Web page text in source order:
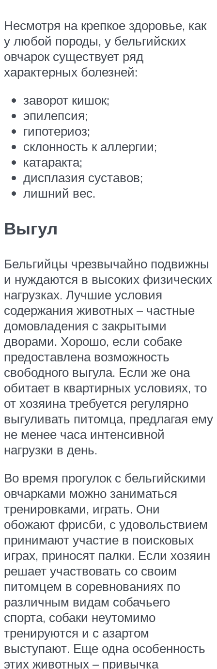
Несмотря на крепкое здоровье, как
у любой породы, у бельгийских
овчарок существует ряд
характерных болезней:
заворот кишок;
эпилепсия;
гипотериоз;
склонность к аллергии;
катаракта;
дисплазия суставов;
лишний вес.
Выгул
Бельгийцы чрезвычайно подвижны
и нуждаются в высоких физических
нагрузках. Лучшие условия
содержания животных – частные
домовладения с закрытыми
дворами. Хорошо, если собаке
предоставлена возможность
свободного выгула. Если же она
обитает в квартирных условиях, то
от хозяина требуется регулярно
выгуливать питомца, предлагая ему
не менее часа интенсивной
нагрузки в день.
Во время прогулок с бельгийскими
овчарками можно заниматься
тренировками, играть. Они
обожают фрисби, с удовольствием
принимают участие в поисковых
играх, приносят палки. Если хозяин
решает участвовать со своим
питомцем в соревнованиях по
различным видам собачьего
спорта, собаки неутомимо
тренируются и с азартом
выступают. Еще одна особенность
этих животных – привычка